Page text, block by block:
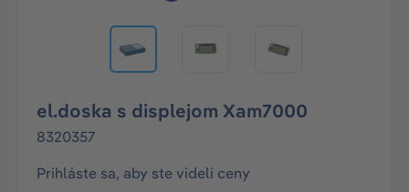
el.doska s displejom Xam7000
8320357
Prihláste sa, aby ste videli ceny